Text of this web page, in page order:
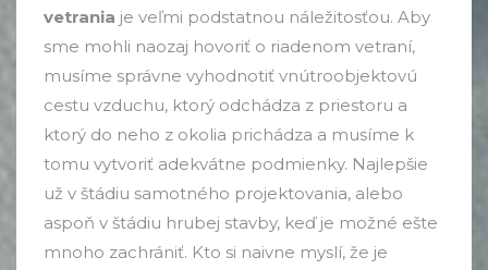
vetrania je veľmi podstatnou náležitosťou. Aby
sme mohli naozaj hovoriť o riadenom vetraní,
musíme správne vyhodnotiť vnútroobjektovú
cestu vzduchu, ktorý odchádza z priestoru a
ktorý do neho z okolia prichádza a musíme k
tomu vytvoriť adekvátne podmienky. Najlepšie
už v štádiu samotného projektovania, alebo
aspoň v štádiu hrubej stavby, keď je možné ešte
mnoho zachrániť. Kto si naivne myslí, že je